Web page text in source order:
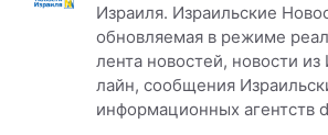
Израиля. Израильские
обновляемая в режиме
лента новостей, новости
лайн, сообщения
информационных агентств